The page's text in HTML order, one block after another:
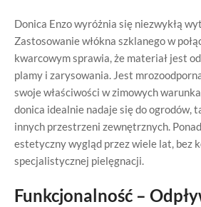
Donica Enzo wyróżnia się niezwykłą
Zastosowanie włókna szklanego w
kwarcowym sprawia, że materiał jest
plamy i zarysowania. Jest
swoje właściwości w zimowych
donica idealnie nadaje się do ogrodów,
innych przestrzeni zewnętrznych.
estetyczny wygląd przez wiele lat, bez
specjalistycznej pielęgnacji.
Funkcjonalność –